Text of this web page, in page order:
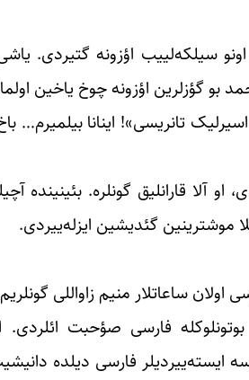
سیلکه‌لییب اؤزونه گتیردی.
بو گؤزلرین اؤزونه چوخ یاخین
تانریسی»! اینانا بیلمیرم…
آلا قارانلیق گونلره. بئینینده
موشترینین گئدیشین ایزله‌ییردی.
اولان ساعاتلار منیم زاواللی
فارسی صؤحبت ائلردی.
فارسی دیلده